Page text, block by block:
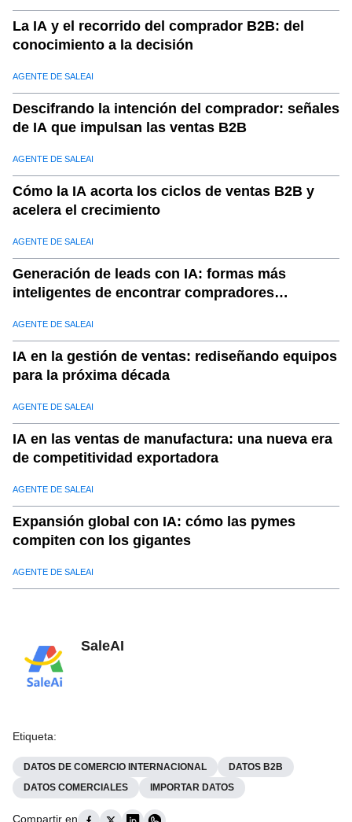
La IA y el recorrido del comprador B2B: del
conocimiento a la decisión
AGENTE DE SALEAI
Descifrando la intención del comprador: señales
de IA que impulsan las ventas B2B
AGENTE DE SALEAI
Cómo la IA acorta los ciclos de ventas B2B y
acelera el crecimiento
AGENTE DE SALEAI
Generación de leads con IA: formas más
inteligentes de encontrar compradores
AGENTE DE SALEAI
IA en la gestión de ventas: rediseñando equipos
para la próxima década
AGENTE DE SALEAI
IA en las ventas de manufactura: una nueva era
de competitividad exportadora
AGENTE DE SALEAI
Expansión global con IA: cómo las pymes
compiten con los gigantes
AGENTE DE SALEAI
SaleAI
Etiqueta:
DATOS DE COMERCIO INTERNACIONAL
DATOS B2B
DATOS COMERCIALES
IMPORTAR DATOS
Compartir en